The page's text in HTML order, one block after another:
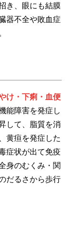
き、眼にも結膜
器不全や敗血症
け・下痢・血便
能障害を発症し
して、脂質を消
黄疸を発症した
症状が出て免疫
身のむくみ・関
だるさから歩行